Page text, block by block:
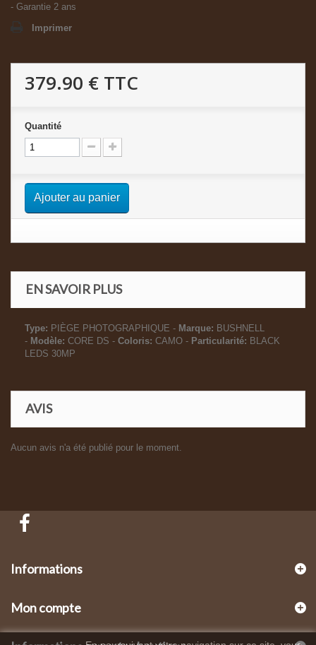
- Garantie 2 ans
Imprimer
379.90 € TTC
Quantité
Ajouter au panier
EN SAVOIR PLUS
Type: PIÈGE PHOTOGRAPHIQUE - Marque: BUSHNELL
- Modèle: CORE DS - Coloris: CAMO - Particularité: BLACK
LEDS 30MP
AVIS
Aucun avis n'a été publié pour le moment.
Informations
Mon compte